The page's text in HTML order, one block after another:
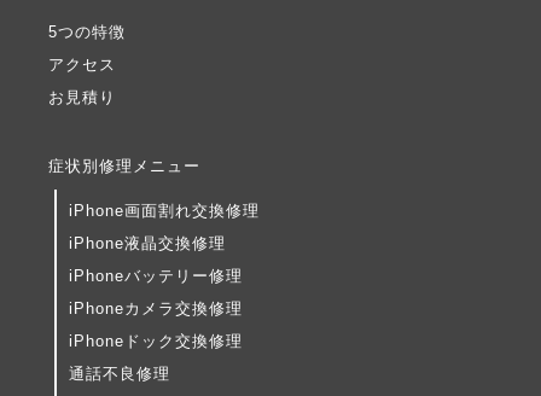
5つの特徴
アクセス
お見積り
症状別修理メニュー
iPhone画面割れ交換修理
iPhone液晶交換修理
iPhoneバッテリー修理
iPhoneカメラ交換修理
iPhoneドック交換修理
通話不良修理